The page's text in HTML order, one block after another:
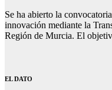
Se ha abierto la
innovación mediante la
Región de Murcia. El
de
EL DATO